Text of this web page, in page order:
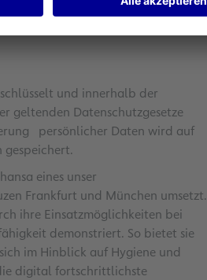
Star-Alliance-Fluggesellschaft
und innerhalb der
geltenden Datenschutzgesetze
persönlicher Daten wird auf
gespeichert.
eines unser
Frankfurt und München umsetzt.
ihre Einsatzmöglichkeiten bei
demonstriert. So bietet sie
im Hinblick auf Hygiene und
digital fortschrittlichste